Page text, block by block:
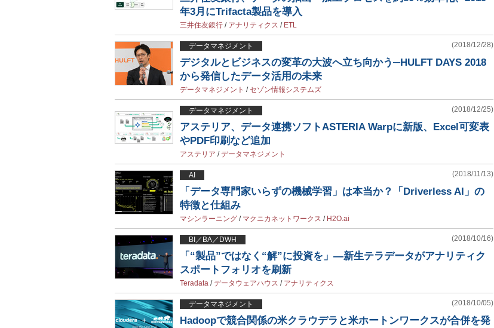
年3月にTrifacta製品を導入
三井住友銀行 / アナリティクス / ETL
データマネジメント (2018/12/28)
デジタルとビジネスの変革の大波へ立ち向かう─HULFT DAYS 2018
から発信したデータ活用の未来
データマネジメント / セゾン情報システムズ
データマネジメント (2018/12/25)
アステリア、データ連携ソフトASTERIA Warpに新版、Excel可変表
やPDF印刷など追加
アステリア /データマネジメント
AI (2018/11/13)
「データ専門家いらずの機械学習」は本当か？「Driverless AI」の
特徴と仕組み
マシンラーニング / マクニカネットワークス / H2O.ai
BI／BA／DWH (2018/10/16)
「“製品”ではなく“解”に投資を」―新生テラデータがアナリティク
スポートフォリオを刷新
Teradata /データウェアハウス / アナリティクス
データマネジメント (2018/10/05)
Hadoopで競合関係の米クラウデラと米ホートンワークスが合併を発